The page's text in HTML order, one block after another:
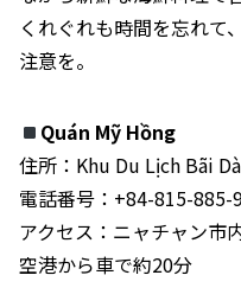
くれぐれも時間を忘れて
注意を。
Quán Mỹ Hồng
住所：Khu Du Lịch Bãi
電話番号：+84-815-885-
アクセス：ニャチャン市
空港から車で約20分